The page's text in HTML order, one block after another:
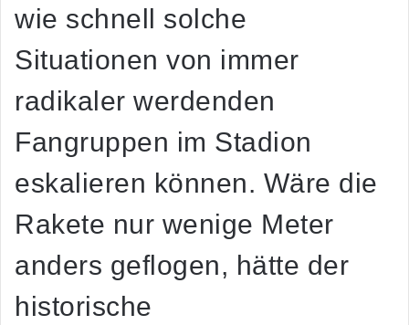
wie schnell solche
Situationen von immer
radikaler werdenden
Fangruppen im Stadion
eskalieren können. Wäre die
Rakete nur wenige Meter
anders geflogen, hätte der
historische